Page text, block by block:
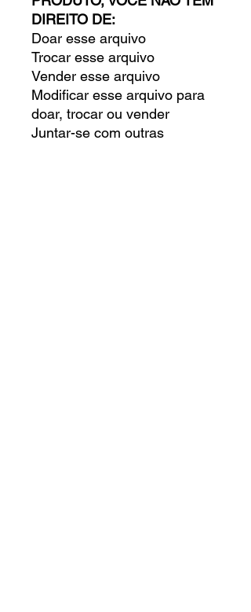
DIREITO DE:
Doar esse arquivo
Trocar esse arquivo
Vender esse arquivo
Modificar esse arquivo para
doar, trocar ou vender
Juntar-se com outras